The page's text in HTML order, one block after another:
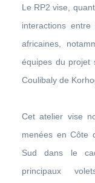
Le RP2 vise,
interactions
africaines,
équipes du projet
Coulibaly de
Cet atelier vise
menées en Côte
Sud dans le
principaux